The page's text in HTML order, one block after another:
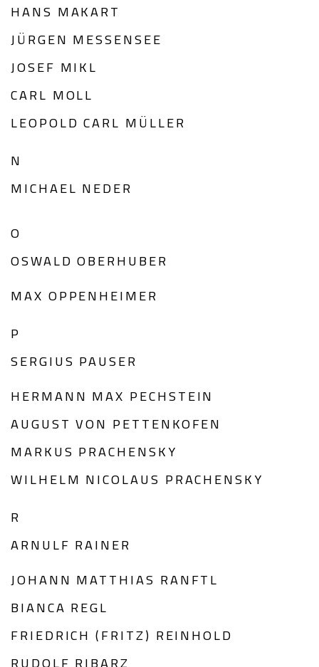
HANS MAKART
JÜRGEN MESSENSEE
JOSEF MIKL
CARL MOLL
LEOPOLD CARL MÜLLER
N
MICHAEL NEDER
O
OSWALD OBERHUBER
MAX OPPENHEIMER
P
SERGIUS PAUSER
HERMANN MAX PECHSTEIN
AUGUST VON PETTENKOFEN
MARKUS PRACHENSKY
WILHELM NICOLAUS PRACHENSKY
R
ARNULF RAINER
JOHANN MATTHIAS RANFTL
BIANCA REGL
FRIEDRICH (FRITZ) REINHOLD